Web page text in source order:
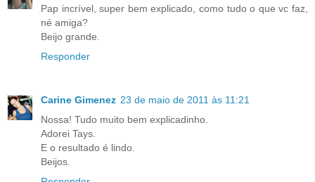
Pap incrível, super bem explicado, como tudo o que vc faz,
né amiga?
Beijo grande.
Responder
Carine Gimenez 23 de maio de 2011 às 11:21
Nossa! Tudo muito bem explicadinho.
Adorei Tays.
E o resultado é lindo.
Beijos.